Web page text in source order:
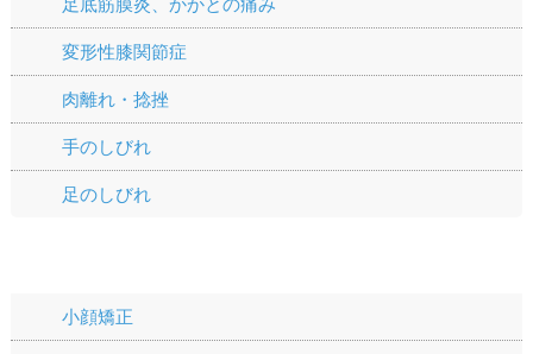
足底筋膜炎、かかとの痛み
変形性膝関節症
肉離れ・捻挫
手のしびれ
足のしびれ
小顔矯正